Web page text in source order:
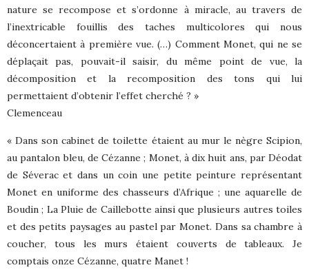
nature se recompose et s’ordonne à miracle, au travers de
l’inextricable fouillis des taches multicolores qui nous
déconcertaient à première vue. (…) Comment Monet, qui ne se
déplaçait pas, pouvait-il saisir, du même point de vue, la
décomposition et la recomposition des tons qui lui
permettaient d’obtenir l’effet cherché ? »
Clemenceau
« Dans son cabinet de toilette étaient au mur le nègre Scipion,
au pantalon bleu, de Cézanne ; Monet, à dix huit ans, par Déodat
de Séverac et dans un coin une petite peinture représentant
Monet en uniforme des chasseurs d’Afrique ; une aquarelle de
Boudin ; La Pluie de Caillebotte ainsi que plusieurs autres toiles
et des petits paysages au pastel par Monet. Dans sa chambre à
coucher, tous les murs étaient couverts de tableaux. Je
comptais onze Cézanne, quatre Manet !